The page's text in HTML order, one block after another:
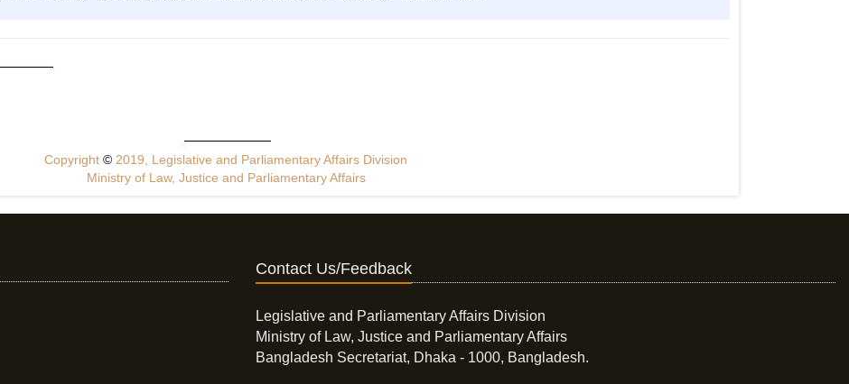
Copyright© 2019, Legislative and Parliamentary Affairs Division
Ministry of Law, Justice and Parliamentary Affairs
Contact Us/Feedback
Legislative and Parliamentary Affairs Division
Ministry of Law, Justice and Parliamentary Affairs
Bangladesh Secretariat, Dhaka - 1000, Bangladesh.